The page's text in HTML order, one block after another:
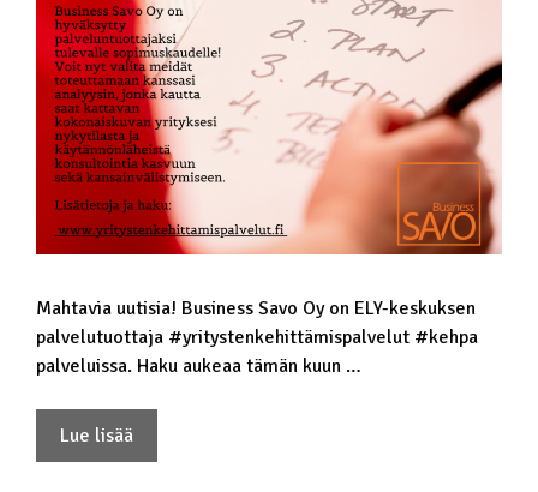
Mahtavia uutisia! Business Savo Oy on ELY-keskuksen
palvelutuottaja #yritystenkehittämispalvelut #kehpa
palveluissa. Haku aukeaa tämän kuun …
Lue lisää